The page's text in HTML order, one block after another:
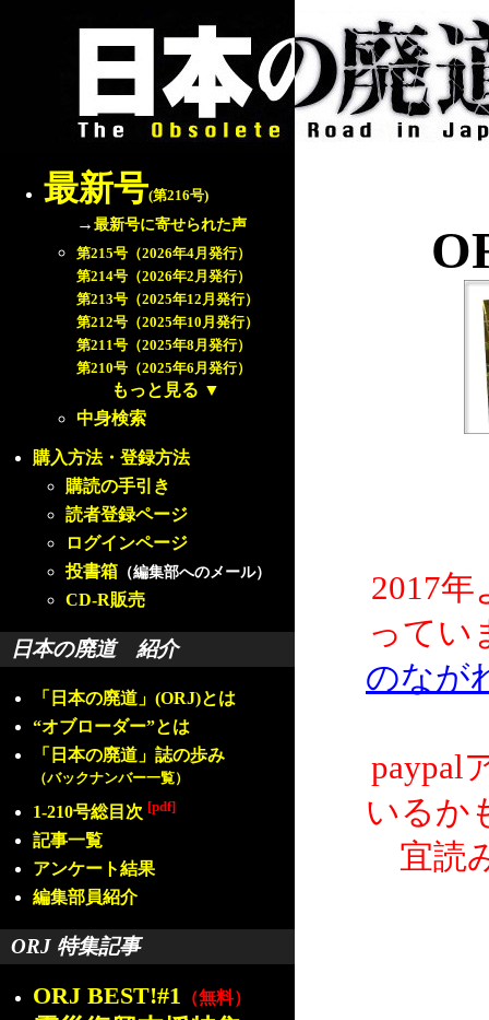
最新号(第216号)
→最新号に寄せられた声
第215号（2026年4月発行）
第214号（2026年2月発行）
第213号（2025年12月発行）
第212号（2025年10月発行）
第211号（2025年8月発行）
第210号（2025年6月発行）
もっと見る ▼
中身検索
購入方法・登録方法
購読の手引き
読者登録ページ
ログインページ
投書箱 （編集部へのメール）
CD-R販売
日本の廃道 紹介
「日本の廃道」(ORJ)とは
“オブローダー”とは
「日本の廃道」誌の歩み
（バックナンバー一覧）
1-210号総目次 [pdf]
記事一覧
アンケート結果
編集部員紹介
ORJ 特集記事
ORJ BEST!#1 （無料）
2017
ってい
のなが
paypal
いるか
宜読